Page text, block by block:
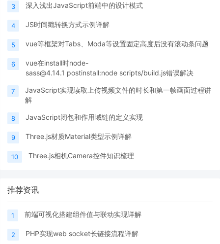
3 深入浅出JavaScript前端中的设计模式
4 JS时间戳转换方式示例详解
5 vue等框架对Tabs、Moda等设置固定高度后没有滚动条问题
6
vue在install时node-
sass@4.14.1 postinstall:node scripts/build.js错误解决
7
JavaScript实现读取上传视频文件的时长和第一帧画面过程讲
解
8 JavaScript闭包和作用域链的定义实现
9 Three.js材质Material类型示例详解
10 Three.js相机Camera控件知识梳理
推荐资讯
1 前端可视化搭建组件值与联动实现详解
2 PHP实现web socket长链接流程详解